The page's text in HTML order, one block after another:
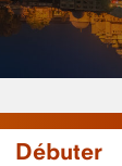
Débuter